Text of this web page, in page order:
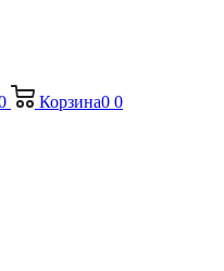
Корзина0 0